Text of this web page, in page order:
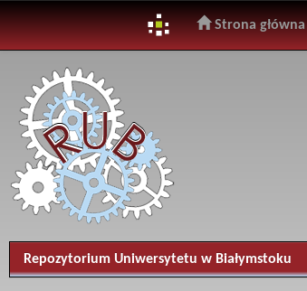
navigation
Strona główna
Repozytorium Uniwersytetu w Białymstoku